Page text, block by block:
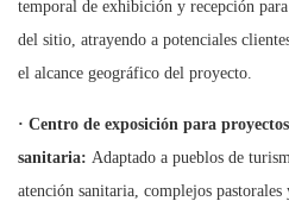
temporal de exhibición y recepción
del sitio, atrayendo a potenciales
el alcance geográfico del proyecto.
· Centro de exposición para
sanitaria: Adaptado a pueblos de
atención sanitaria, complejos